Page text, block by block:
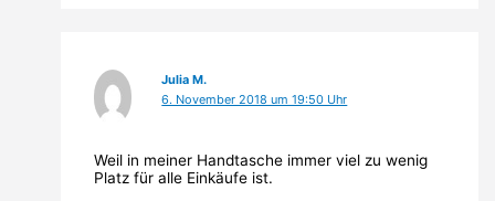
Julia M.
6. November 2018 um 19:50 Uhr
Weil in meiner Handtasche immer viel zu wenig
Platz für alle Einkäufe ist.